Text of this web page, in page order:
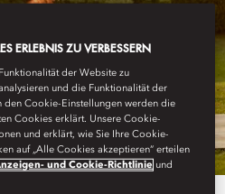
ERLEBNIS ZU VERBESSERN
der Website zu
und die Funktionalität der
den Cookie-Einstellungen werden die
Cookies erklärt. Unsere Cookie-
und erklärt, wie Sie Ihre Cookie-
auf „Alle Cookies akzeptieren“ erteilen
und Cookie-Richtlinie und